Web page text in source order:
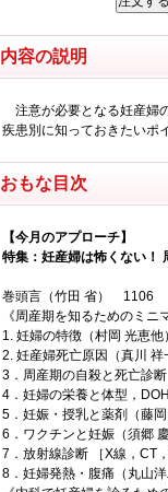
内容の説明
注意が必要となる妊産婦
疾患別に知っておきたいポ
おもな目次
【今月のアプローチ】
特集：妊産婦は怖くない！
巻頭言（竹田 省） 1106
《周産期を知るためのミニ
1. 妊婦の特徴（村岡 光恵
2. 妊産婦死亡原因（真川
3．周産期の自殺と死亡診
4．妊婦の栄養と体型，
5．妊娠・授乳と薬剤（藤
6．ワクチンと妊娠（須郷
7．放射線診断 ［X線，CT
8．妊婦発熱・腹痛（丸山